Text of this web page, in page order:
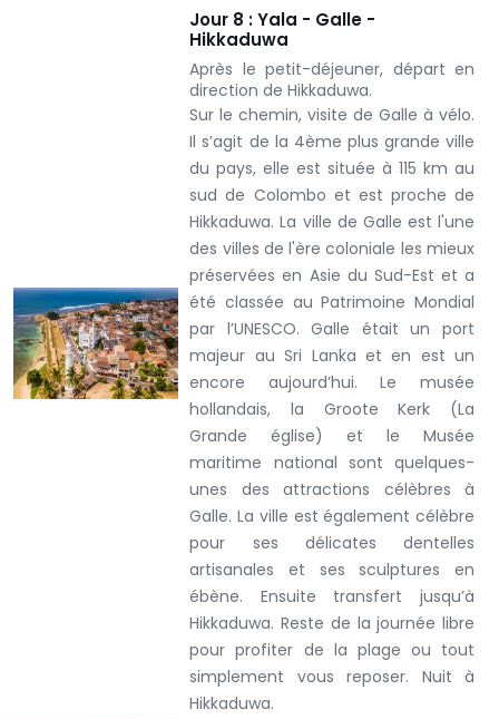
Jour 8 : Yala - Galle -
Hikkaduwa
Après le petit-déjeuner, départ en
direction de Hikkaduwa.
Sur le chemin, visite de Galle à vélo.
Il s’agit de la 4ème plus grande ville
du pays, elle est située à 115 km au
sud de Colombo et est proche de
Hikkaduwa. La ville de Galle est l'une
des villes de l'ère coloniale les mieux
préservées en Asie du Sud-Est et a
été classée au Patrimoine Mondial
par l’UNESCO. Galle était un port
majeur au Sri Lanka et en est un
encore aujourd’hui. Le musée
hollandais, la Groote Kerk (La
Grande église) et le Musée
maritime national sont quelques-
unes des attractions célèbres à
Galle. La ville est également célèbre
pour ses délicates dentelles
artisanales et ses sculptures en
ébène. Ensuite transfert jusqu’à
Hikkaduwa. Reste de la journée libre
pour profiter de la plage ou tout
simplement vous reposer. Nuit à
Hikkaduwa.